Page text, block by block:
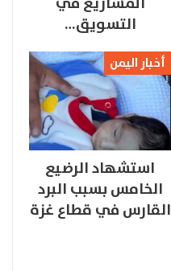
التسويق…
أخبار اليمن
استشهاد الرضيع
الخامس بسبب البرد
القارس في قطاع غزة